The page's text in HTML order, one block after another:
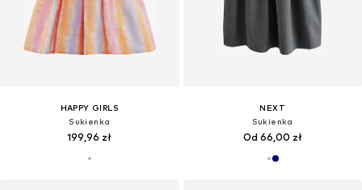
HAPPY GIRLS
Sukienka
199,96 zł
NEXT
Sukienka
Od 66,00 zł